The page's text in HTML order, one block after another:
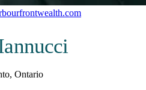
Ontario